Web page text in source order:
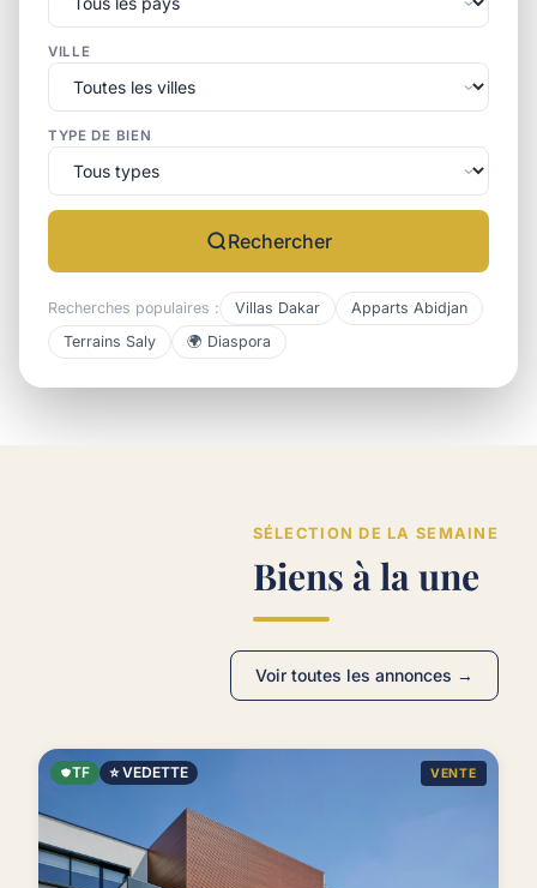
VILLE
TYPE DE BIEN
Rechercher
Recherches populaires : Villas Dakar
Apparts Abidjan
Terrains Saly
🌍 Diaspora
SÉLECTION DE LA SEMAINE
Biens à la une
Voir toutes les annonces →
TF ⭐ VEDETTE VENTE